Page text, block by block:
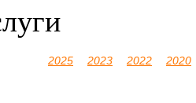
2025 2023 2022 2020